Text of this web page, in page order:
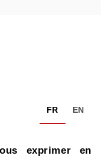
FR EN
exprimer
en